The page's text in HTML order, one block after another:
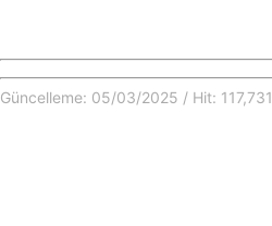
Güncelleme: 05/03/2025 / Hit: 117,731